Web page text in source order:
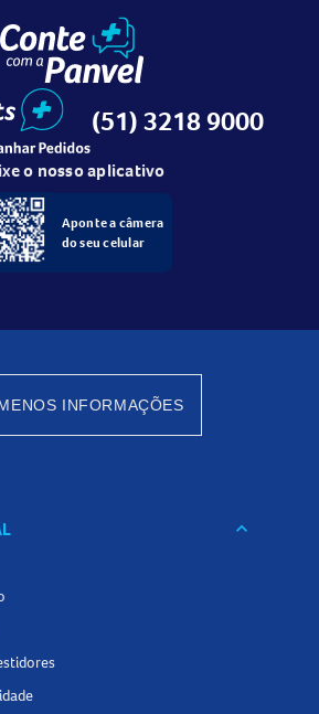
(51) 3218 9000
o nosso aplicativo
Aponte a câmera
do seu celular
INFORMAÇÕES
keyboard_arrow_down